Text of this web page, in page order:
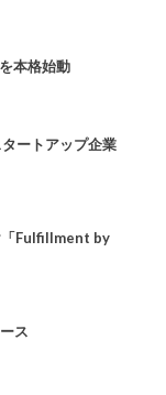
本格始動
ートアップ企業
「Fulfillment by
ス